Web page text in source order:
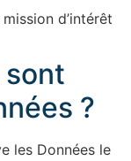
mission d’intérêt
?
les Données le